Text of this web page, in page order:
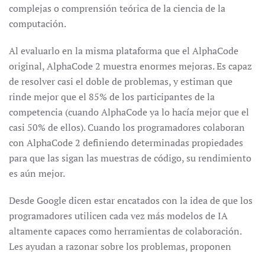
complejas o comprensión teórica de la ciencia de la
computación.
Al evaluarlo en la misma plataforma que el AlphaCode
original, AlphaCode 2 muestra enormes mejoras. Es capaz
de resolver casi el doble de problemas, y estiman que
rinde mejor que el 85% de los participantes de la
competencia (cuando AlphaCode ya lo hacía mejor que el
casi 50% de ellos). Cuando los programadores colaboran
con AlphaCode 2 definiendo determinadas propiedades
para que las sigan las muestras de código, su rendimiento
es aún mejor.
Desde Google dicen estar encatados con la idea de que los
programadores utilicen cada vez más modelos de IA
altamente capaces como herramientas de colaboración.
Les ayudan a razonar sobre los problemas, proponen